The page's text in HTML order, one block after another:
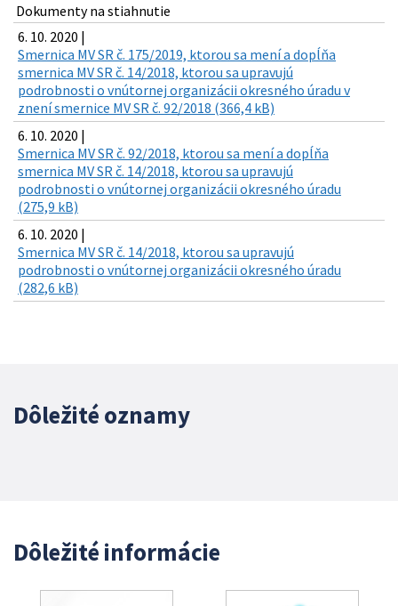
Dokumenty na stiahnutie
6. 10. 2020 |
Smernica MV SR č. 175/2019, ktorou sa mení a dopĺňa
smernica MV SR č. 14/2018, ktorou sa upravujú
podrobnosti o vnútornej organizácii okresného úradu v
znení smernice MV SR č. 92/2018 (366,4 kB)
6. 10. 2020 |
Smernica MV SR č. 92/2018, ktorou sa mení a dopĺňa
smernica MV SR č. 14/2018, ktorou sa upravujú
podrobnosti o vnútornej organizácii okresného úradu
(275,9 kB)
6. 10. 2020 |
Smernica MV SR č. 14/2018, ktorou sa upravujú
podrobnosti o vnútornej organizácii okresného úradu
(282,6 kB)
Dôležité oznamy
Dôležité informácie